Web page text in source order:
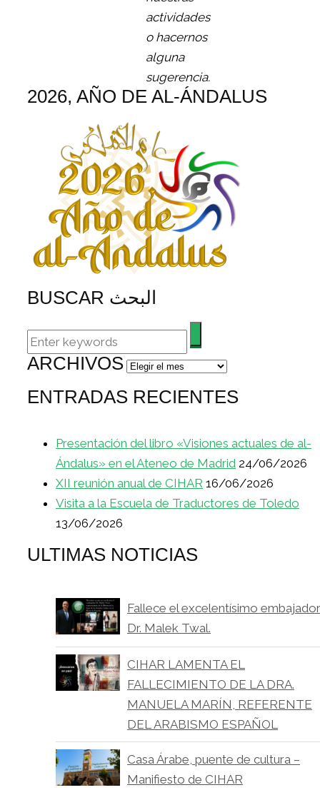
actividades
o hacernos
alguna
sugerencia.
2026, AÑO DE AL-ÁNDALUS
BUSCAR البحث
ARCHIVOS Archivos
ENTRADAS RECIENTES
Presentación del libro «Visiones actuales de al-
Ándalus» en el Ateneo de Madrid 24/06/2026
XII reunión anual de CIHAR 16/06/2026
Visita a la Escuela de Traductores de Toledo
13/06/2026
ULTIMAS NOTICIAS
Fallece el excelentísimo embajador
Dr. Malek Twal.
CIHAR LAMENTA EL
FALLECIMIENTO DE LA DRA.
MANUELA MARÍN, REFERENTE
DEL ARABISMO ESPAÑOL
Casa Árabe, puente de cultura –
Manifiesto de CIHAR